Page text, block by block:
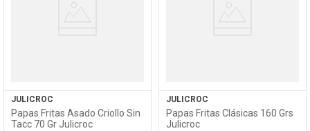
Ver
Producto
JULICROC
Papas Fritas Asado Criollo Sin
Tacc 70 Gr Julicroc
Ver
Producto
JULICROC
Papas Fritas Clásicas 160 Grs
Julicroc